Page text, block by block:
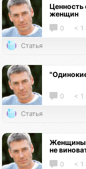
Ценность
женщин
0 < 1
Статья
0 < 1
Статья
Женщины
не
0 < 1